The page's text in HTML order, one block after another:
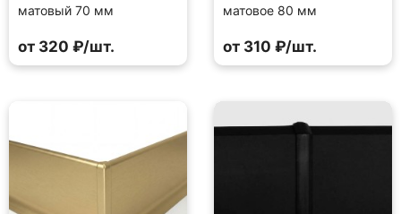
матовый 70 мм
от 320 ₽/шт.
матовое 80 мм
от 310 ₽/шт.